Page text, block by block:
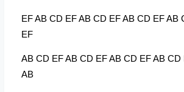
EF AB CD EF AB CD EF AB CD EF AB
EF
AB CD EF AB CD EF AB CD EF AB CD
AB